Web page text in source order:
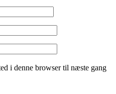
i denne browser til næste gang